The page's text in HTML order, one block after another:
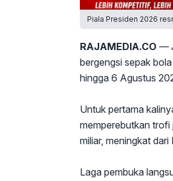
Piala Presiden 2026
RAJAMEDIA.CO —
bergengsi sepak
hingga 6 Agustus
Untuk pertama
memperebutkan trofi
miliar, meningkat
Laga pembuka